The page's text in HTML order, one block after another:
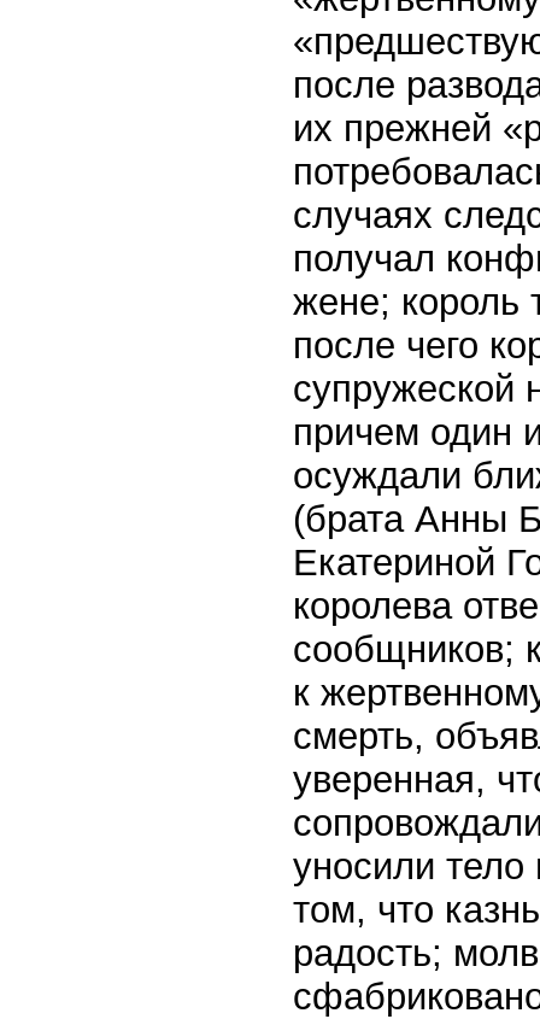
после
их прежней
случаях
получал
жене; король
после чего
супружеской
причем один
осуждали
(брата Анны
Екатериной
королева
сообщников;
к
смерть,
уверенная,
уносили тело
том, что
радость;